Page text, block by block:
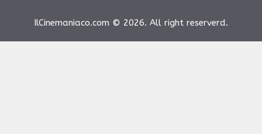
IlCinemaniaco.com © 2026. All right reserverd.